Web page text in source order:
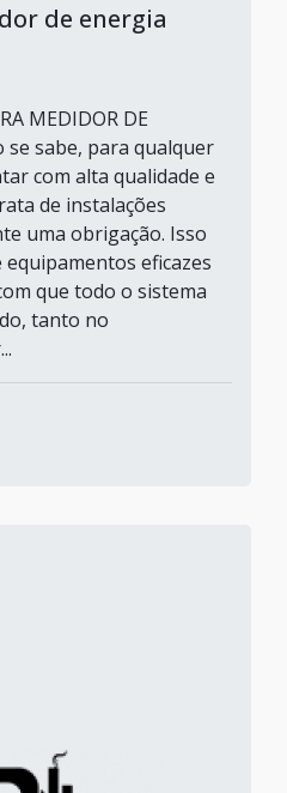
de energia
MEDIDOR DE
se sabe, para qualquer
com alta qualidade e
de instalações
uma obrigação. Isso
eficazes
que todo o sistema
tanto no